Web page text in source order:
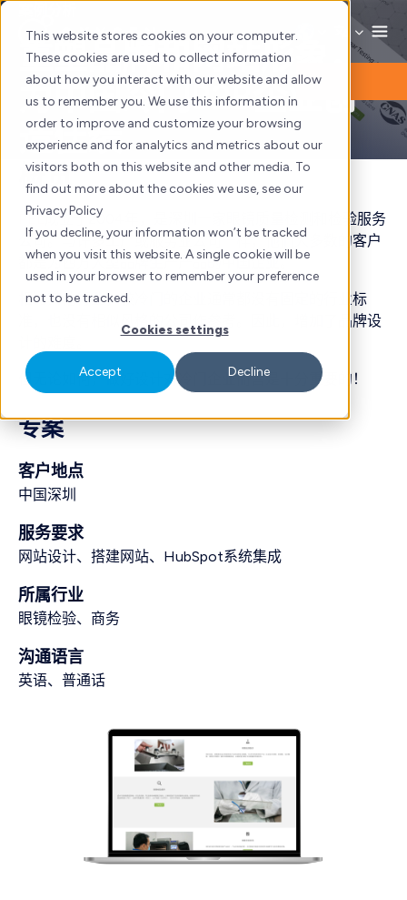
This website stores cookies on your computer.
These cookies are used to collect information
about how you interact with our website and allow
us to remember you. We use this information in
order to improve and customize your browsing
experience and for analytics and metrics about our
visitors both on this website and other media. To
find out more about the cookies we use, see our
Privacy Policy
If you decline, your information won’t be tracked
when you visit this website. A single cookie will be
used in your browser to remember your preference
not to be tracked.
Cookies settings
Accept Decline
Skip
content
重塑品牌和网站形象，
为中国冷门B2B企业创
造佳绩
概览
PEL成立于2004年，是深圳一家眼镜质量检测和检验服务
公司。与许多工厂或服务业公司一样，他们大多数的客户
都是为西方大型品牌生产产品的中国企业。
相比其他行业，较冷门的企业通常都没有固定的行业标
准，也没有相似风格的公司作参考。因此，增加了品牌设
但无论如何，做好设计对冷门企业而言是十分重要的！
专案
客户地点
中国深圳
服务要求
网站设计、搭建网站、HubSpot系统集成
所属行业
眼镜检验、商务
沟通语言
英语、普通话